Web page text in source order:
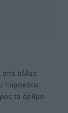
από άλλες
παρακάτω
το άρθρο